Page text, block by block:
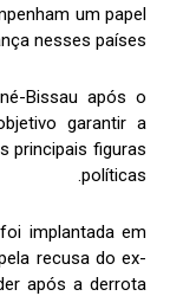
um papel
nesses países.
Bissau após o
garantir a
principais figuras
políticas.
implantada em
recusa do ex-
após a derrota